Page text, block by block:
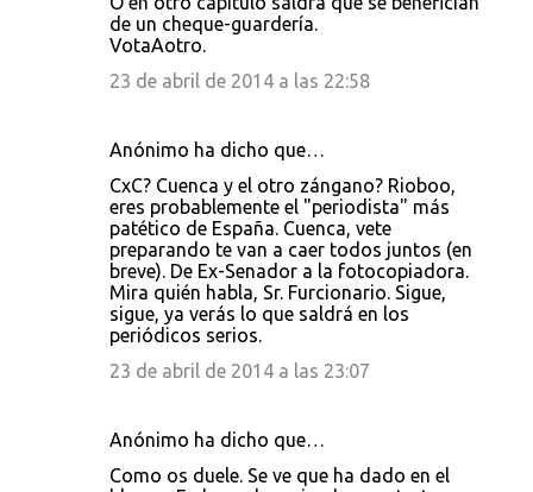
de un cheque-guardería.
VotaAotro.
23 de abril de 2014 a las 22:58
Anónimo ha dicho que…
CxC? Cuenca y el otro zángano? Rioboo,
eres probablemente el "periodista" más
patético de España. Cuenca, vete
preparando te van a caer todos juntos (en
breve). De Ex-Senador a la fotocopiadora.
Mira quién habla, Sr. Furcionario. Sigue,
sigue, ya verás lo que saldrá en los
periódicos serios.
23 de abril de 2014 a las 23:07
Anónimo ha dicho que…
Como os duele. Se ve que ha dado en el